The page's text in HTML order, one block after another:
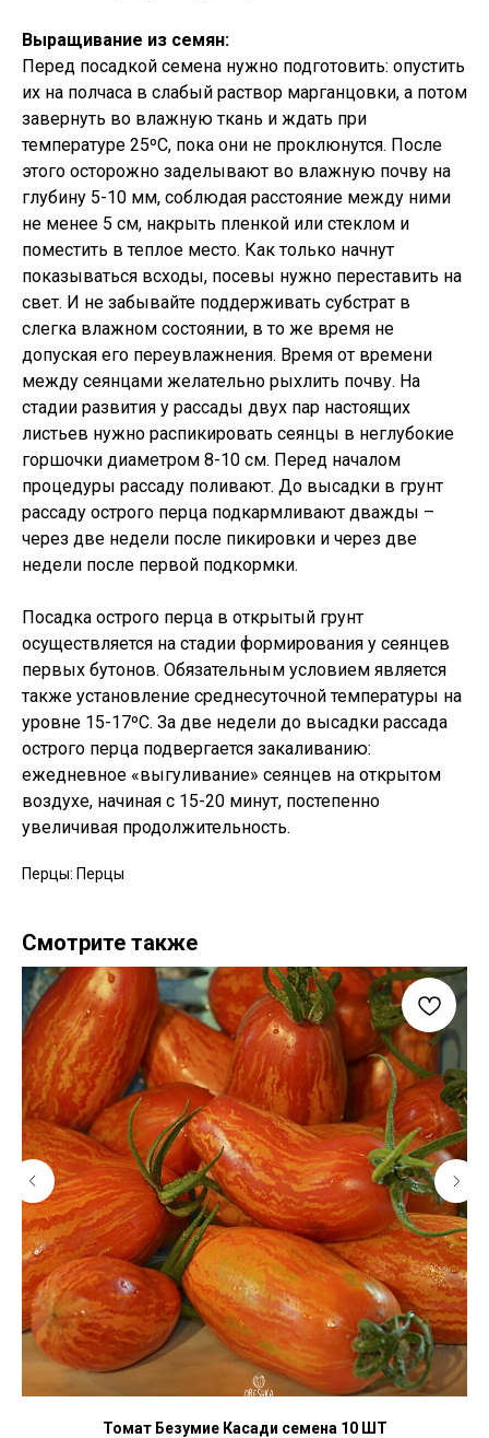
Выращивание из семян:
Перед посадкой семена нужно подготовить: опустить
их на полчаса в слабый раствор марганцовки, а потом
завернуть во влажную ткань и ждать при
температуре 25ºC, пока они не проклюнутся. После
этого осторожно заделывают во влажную почву на
глубину 5-10 мм, соблюдая расстояние между ними
не менее 5 см, накрыть пленкой или стеклом и
поместить в теплое место. Как только начнут
показываться всходы, посевы нужно переставить на
свет. И не забывайте поддерживать субстрат в
слегка влажном состоянии, в то же время не
допуская его переувлажнения. Время от времени
между сеянцами желательно рыхлить почву. На
стадии развития у рассады двух пар настоящих
листьев нужно распикировать сеянцы в неглубокие
горшочки диаметром 8-10 см. Перед началом
процедуры рассаду поливают. До высадки в грунт
рассаду острого перца подкармливают дважды –
через две недели после пикировки и через две
недели после первой подкормки.
Посадка острого перца в открытый грунт
осуществляется на стадии формирования у сеянцев
первых бутонов. Обязательным условием является
также установление среднесуточной температуры на
уровне 15-17ºC. За две недели до высадки рассада
острого перца подвергается закаливанию:
ежедневное «выгуливание» сеянцев на открытом
воздухе, начиная с 15-20 минут, постепенно
увеличивая продолжительность.
Перцы: Перцы
Смотрите также
Томат Безумие Касади семена 10 ШТ